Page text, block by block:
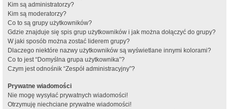
Kim są administratorzy?
Kim są moderatorzy?
Co to są grupy użytkowników?
Gdzie znajduje się spis grup użytkowników i jak można dołączyć do grupy?
W jaki sposób można zostać liderem grupy?
Dlaczego niektóre nazwy użytkowników są wyświetlane innymi kolorami?
Co to jest “Domyślna grupa użytkownika”?
Czym jest odnośnik “Zespół administracyjny”?
Prywatne wiadomości
Nie mogę wysyłać prywatnych wiadomości!
Otrzymuję niechciane prywatne wiadomości!